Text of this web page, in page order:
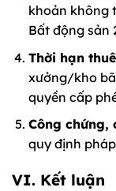
khoản không
Bất động sản
Thời hạn
xưởng/kho
quyền cấp
Công chứng,
quy định
VI. Kết luận